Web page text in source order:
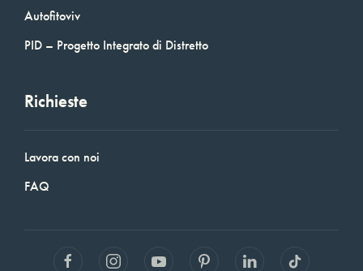
Autofitoviv
PID – Progetto Integrato di Distretto
Richieste
Lavora con noi
FAQ